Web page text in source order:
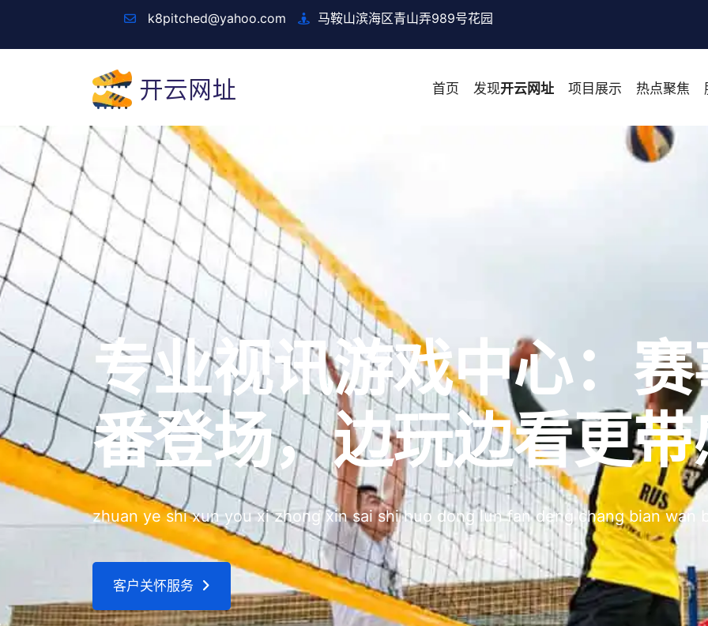
k8pitched@yahoo.com 马鞍山滨海区青山弄989号花园
首页 发现开云网址 项目展示 热点聚焦
专业视讯游戏中心：
番登场，边玩边看更
zhuan ye shi xun you xi zhong xin sai shi huo dong lun fan deng chang bian wan
客户关怀服务